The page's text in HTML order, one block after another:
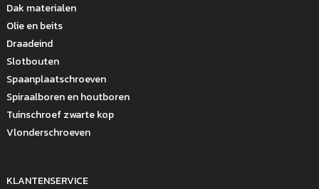
Dak materialen
Olie en beits
Draadeind
Slotbouten
Spaanplaatschroeven
Spiraalboren en houtboren
Tuinschroef zwarte kop
Vlonderschroeven
KLANTENSERVICE